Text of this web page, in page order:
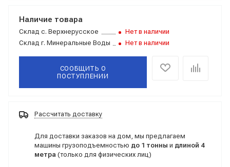
Наличие товара
Склад с. Верхнерусское
Нет в наличии
Склад г. Минеральные Воды Нет в наличии
СООБЩИТЬ О
ПОСТУПЛЕНИИ
Рассчитать доставку
Для доставки заказов на дом, мы предлагаем
машины грузоподъемностью до 1 тонны и длиной 4
метра (только для физических лиц)